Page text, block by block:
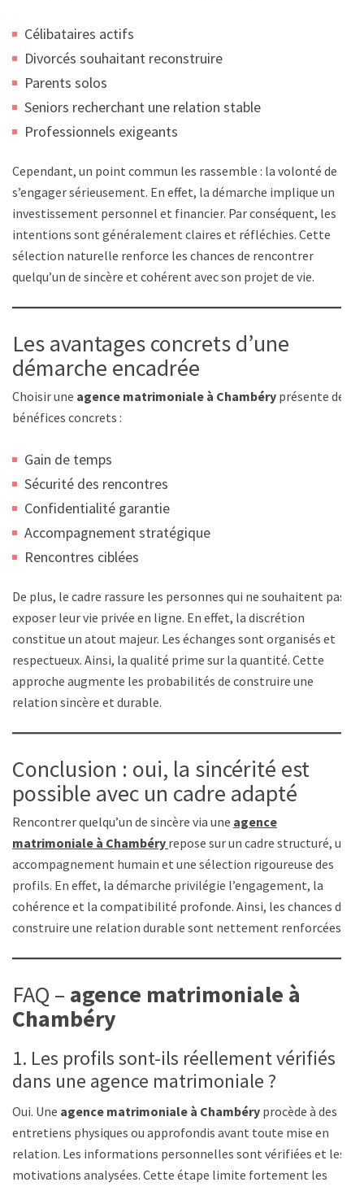
Célibataires actifs
Divorcés souhaitant reconstruire
Parents solos
Seniors recherchant une relation stable
Professionnels exigeants
Cependant, un point commun les rassemble : la volonté de
s’engager sérieusement. En effet, la démarche implique un
investissement personnel et financier. Par conséquent, les
intentions sont généralement claires et réfléchies. Cette
sélection naturelle renforce les chances de rencontrer
quelqu’un de sincère et cohérent avec son projet de vie.
Les avantages concrets d’une
démarche encadrée
Choisir une agence matrimoniale à Chambéry présente des
bénéfices concrets :
Gain de temps
Sécurité des rencontres
Confidentialité garantie
Accompagnement stratégique
Rencontres ciblées
De plus, le cadre rassure les personnes qui ne souhaitent pas
exposer leur vie privée en ligne. En effet, la discrétion
constitue un atout majeur. Les échanges sont organisés et
respectueux. Ainsi, la qualité prime sur la quantité. Cette
approche augmente les probabilités de construire une
relation sincère et durable.
Conclusion : oui, la sincérité est
possible avec un cadre adapté
Rencontrer quelqu’un de sincère via une agence
matrimoniale à Chambéry repose sur un cadre structuré, un
accompagnement humain et une sélection rigoureuse des
profils. En effet, la démarche privilégie l’engagement, la
cohérence et la compatibilité profonde. Ainsi, les chances de
construire une relation durable sont nettement renforcées.
FAQ – agence matrimoniale à
Chambéry
1. Les profils sont-ils réellement vérifiés
dans une agence matrimoniale ?
Oui. Une agence matrimoniale à Chambéry procède à des
entretiens physiques ou approfondis avant toute mise en
relation. Les informations personnelles sont vérifiées et les
motivations analysées. Cette étape limite fortement les